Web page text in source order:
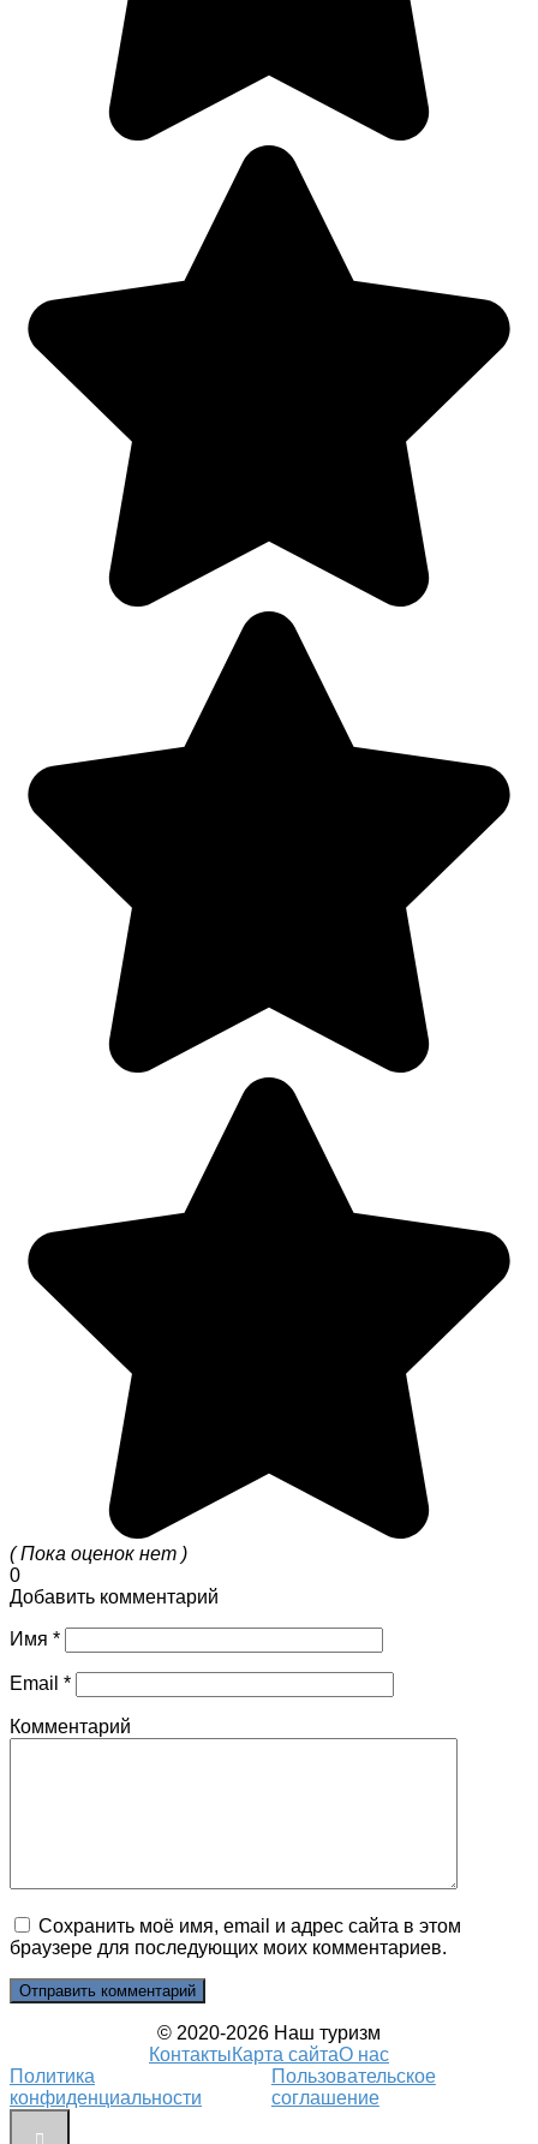
( Пока оценок нет )
0
Добавить комментарий
Имя *
Email *
Комментарий
Сохранить моё имя, email и адрес сайта в этом
браузере для последующих моих комментариев.
© 2020-2026 Наш туризм
КонтактыКарта сайтаО нас
Политика
конфиденциальности
Пользовательское
соглашение